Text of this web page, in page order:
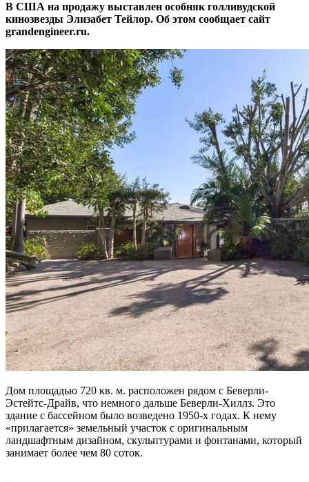
В США на продажу выставлен особняк голливудской
кинозвезды Элизабет Тейлор. Об этом сообщает сайт
grandengineer.ru.
Дом площадью 720 кв. м. расположен рядом с Беверли-
Эстейтс-Драйв, что немного дальше Беверли-Хиллз. Это
здание с бассейном было возведено 1950-х годах. К нему
«прилагается» земельный участок с оригинальным
ландшафтным дизайном, скульптурами и фонтанами, который
занимает более чем 80 соток.